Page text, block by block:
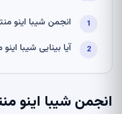
انجمن شیبا اینو
آیا بینایی شیبا
انجمن شیبا اینو